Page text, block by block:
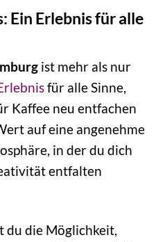
Ein Erlebnis für alle
ist mehr als nur
für alle Sinne,
Kaffee neu entfachen
auf eine angenehme
in der du dich
entfalten
du die Möglichkeit,